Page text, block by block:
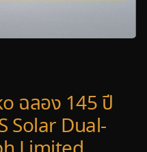
ฉลอง 145 ปี
Solar Dual-